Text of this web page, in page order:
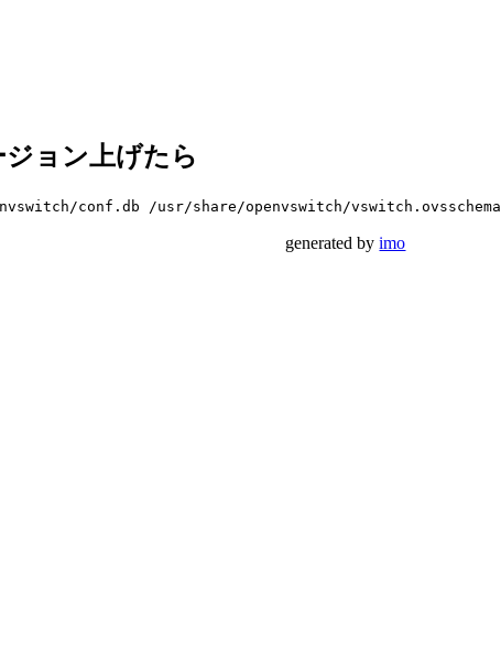
ジョン上げたら
conf.db /usr/share/openvswitch/vswitch.ovsschema
generated byimo